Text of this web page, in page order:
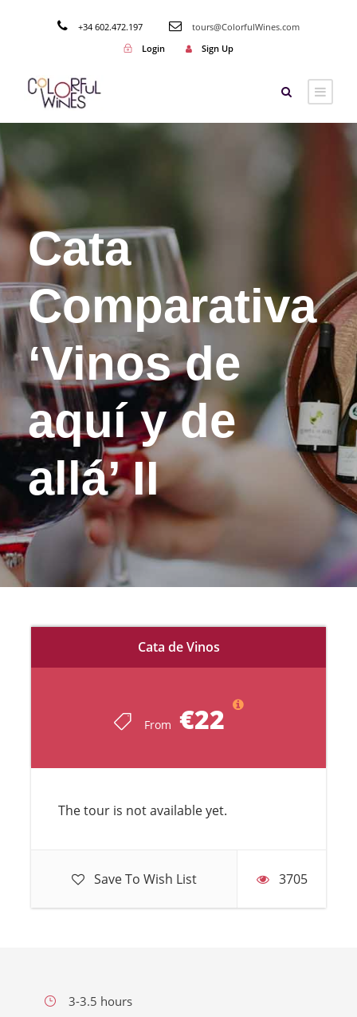
+34 602.472.197
tours@ColorfulWines.com
Login
Sign Up
Cata
Comparativa
‘Vinos de
aquí y de
allá’ II
Cata de Vinos
From €22
The tour is not available yet.
Save To Wish List 3705
3-3.5 hours